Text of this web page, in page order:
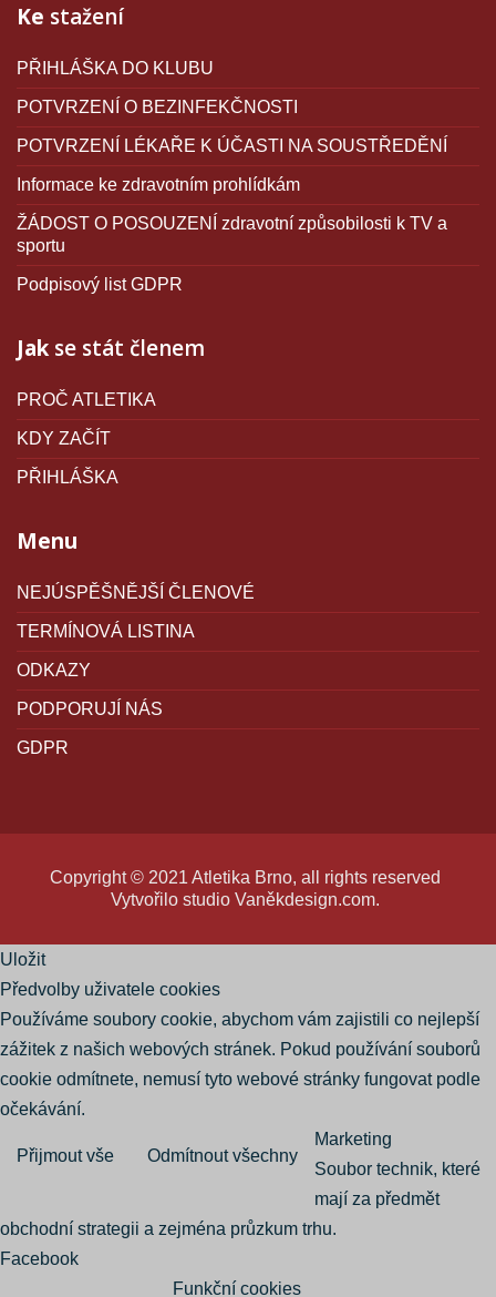
Ke stažení
PŘIHLÁŠKA DO KLUBU
POTVRZENÍ O BEZINFEKČNOSTI
POTVRZENÍ LÉKAŘE K ÚČASTI NA SOUSTŘEDĚNÍ
Informace ke zdravotním prohlídkám
ŽÁDOST O POSOUZENÍ zdravotní způsobilosti k TV a
sportu
Podpisový list GDPR
Jak se stát členem
PROČ ATLETIKA
KDY ZAČÍT
PŘIHLÁŠKA
Menu
NEJÚSPĚŠNĚJŠÍ ČLENOVÉ
TERMÍNOVÁ LISTINA
ODKAZY
PODPORUJÍ NÁS
GDPR
Copyright © 2021 Atletika Brno, all rights reserved
Vytvořilo studioVaněkdesign.com.
Uložit
Předvolby uživatele cookies
Používáme soubory cookie, abychom vám zajistili co nejlepší
zážitek z našich webových stránek. Pokud používání souborů
cookie odmítnete, nemusí tyto webové stránky fungovat podle
očekávání.
Přijmout vše Odmítnout všechny
Marketing
Soubor technik, které
mají za předmět
obchodní strategii a zejména průzkum trhu.
Facebook
Funkční cookies